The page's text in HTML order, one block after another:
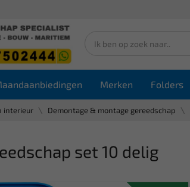
Merken Folders
interieur Demontage & montage gereedschap
set 10 delig